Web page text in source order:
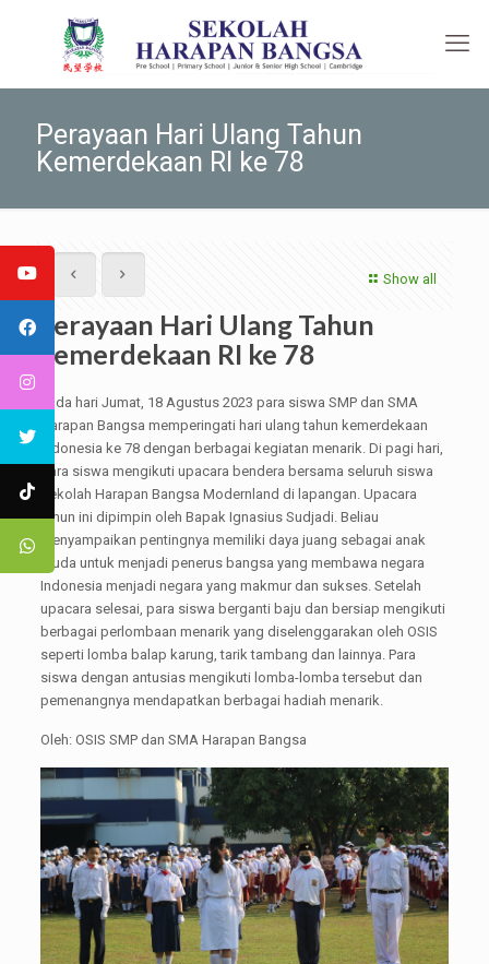
Perayaan Hari Ulang Tahun
Kemerdekaan RI ke 78
Show all
Perayaan Hari Ulang Tahun
Kemerdekaan RI ke 78
Pada hari Jumat, 18 Agustus 2023 para siswa SMP dan SMA
Harapan Bangsa memperingati hari ulang tahun kemerdekaan
Indonesia ke 78 dengan berbagai kegiatan menarik. Di pagi hari,
para siswa mengikuti upacara bendera bersama seluruh siswa
Sekolah Harapan Bangsa Modernland di lapangan. Upacara
tahun ini dipimpin oleh Bapak Ignasius Sudjadi. Beliau
menyampaikan pentingnya memiliki daya juang sebagai anak
muda untuk menjadi penerus bangsa yang membawa negara
Indonesia menjadi negara yang makmur dan sukses. Setelah
upacara selesai, para siswa berganti baju dan bersiap mengikuti
berbagai perlombaan menarik yang diselenggarakan oleh OSIS
seperti lomba balap karung, tarik tambang dan lainnya. Para
siswa dengan antusias mengikuti lomba-lomba tersebut dan
pemenangnya mendapatkan berbagai hadiah menarik.
Oleh: OSIS SMP dan SMA Harapan Bangsa